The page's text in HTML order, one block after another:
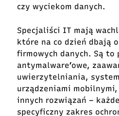
czy wyciekom danych.
Specjaliści IT mają
które na co dzień dbają
firmowych danych. Są to
antymalware’owe,
uwierzytelniania,
urządzeniami
innych rozwiązań –
specyficzny zakres